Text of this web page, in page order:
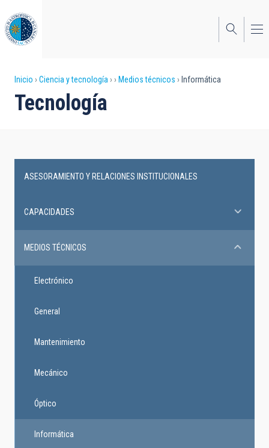
al
contenido
principal
Sobrescribir
enlaces
navegación
Inicio Ciencia y tecnología Medios técnicos Informática
Tecnología
facilities
ASESORAMIENTO Y RELACIONES INSTITUCIONALES
CAPACIDADES
MEDIOS TÉCNICOS
Electrónico
General
Mantenimiento
Mecánico
Óptico
Informática